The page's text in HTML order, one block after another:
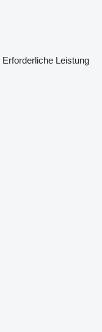
Erforderliche Leistung